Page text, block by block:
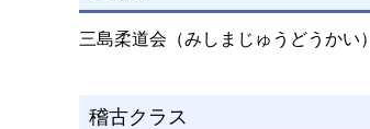
三島柔道会（みしまじゅうどうかい）
稽古クラス